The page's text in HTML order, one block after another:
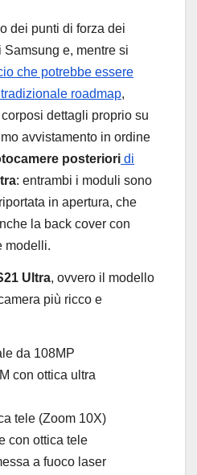
dei punti di forza dei
e, mentre si
che potrebbe essere
roadmap,
dettagli proprio su
avvistamento in ordine
posteriori di
: entrambi i moduli sono
in apertura, che
la back cover con
modelli.
Ultra, ovvero il modello
più ricco e
da 108MP
con ottica ultra
tele (Zoom 10X)
con ottica tele
a fuoco laser